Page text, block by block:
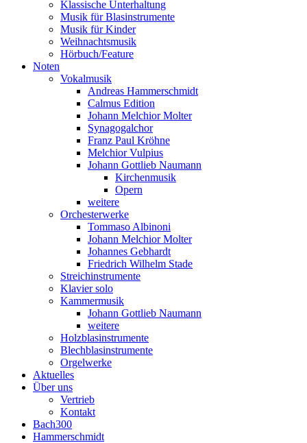
Klassische Unterhaltung
Musik für Blasinstrumente
Musik für Kinder
Weihnachtsmusik
Hörbuch/Feature
Noten
Vokalmusik
Andreas Hammerschmidt
Calmus Edition
Johann Melchior Molter
Synagogalchor
Franz Paul Kröhne
Melchior Vulpius
Johann Gottlieb Naumann
Kirchenmusik
Opern
weitere
Orchesterwerke
Tommaso Albinoni
Johann Melchior Molter
Johannes Gebhardt
Friedrich Wilhelm Stade
Streichinstrumente
Klavier solo
Kammermusik
Johann Gottlieb Naumann
weitere
Holzblasinstrumente
Blechblasinstrumente
Orgelwerke
Aktuelles
Über uns
Vertrieb
Kontakt
Bach300
Hammerschmidt